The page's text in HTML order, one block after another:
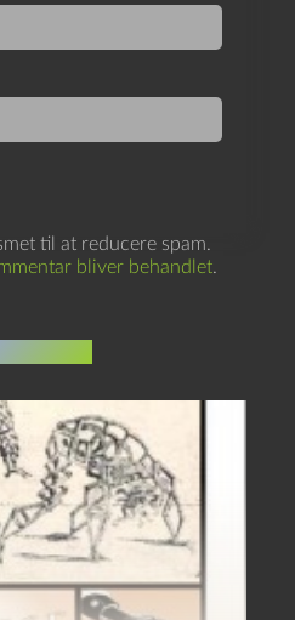
til at reducere spam.
bliver behandlet.